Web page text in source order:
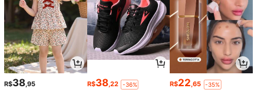
R$38,95 R$38,22 -36% R$22,65 -35%